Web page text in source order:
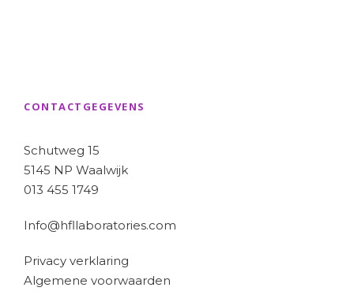
CONTACTGEGEVENS
Schutweg 15
5145 NP Waalwijk
013 455 1749
Info@hfllaboratories.com
Privacy verklaring
Algemene voorwaarden